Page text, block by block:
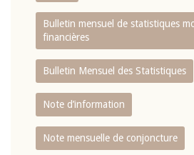
Bulletin mensuel de statistiques
financières
Bulletin Mensuel des Statistiques
Note d’information
Note mensuelle de conjoncture